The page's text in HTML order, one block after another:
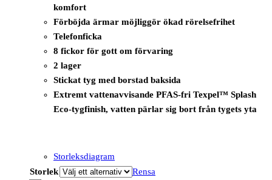
komfort
Förböjda ärmar möjliggör ökad rörelsefrihet
Telefonficka
8 fickor för gott om förvaring
2 lager
Stickat tyg med borstad baksida
Extremt vattenavvisande PFAS-fri Texpel™ Splash
Eco-tygfinish, vatten pärlar sig bort från tygets yta
Storleksdiagram
Storlek
Rensa